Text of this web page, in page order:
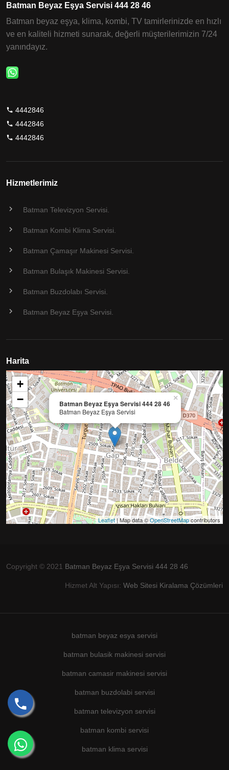
Batman Beyaz Eşya Servisi 444 28 46
Batman beyaz eşya, klima, kombi, TV tamirlerinizde en hızlı
ve en kaliteli hizmeti sunarak, değerli müşterilerimizin 7/24
yanındayız.
4442846
4442846
4442846
Hizmetlerimiz
Batman Televizyon Servisi.
Batman Kombi Klima Servisi.
Batman Çamaşır Makinesi Servisi.
Batman Bulaşık Makinesi Servisi.
Batman Buzdolabı Servisi.
Batman Beyaz Eşya Servisi.
Harita
Batman Beyaz Eşya Servisi 444 28 46
Batman Beyaz Eşya Servisi
×
+
−
Leaflet| Map data ©OpenStreetMapcontributors
Copyright © 2021 Batman Beyaz Eşya Servisi 444 28 46
Hizmet Alt Yapısı: Web Sitesi Kiralama Çözümleri
batman beyaz esya servisi
batman bulasik makinesi servisi
batman camasir makinesi servisi
batman buzdolabi servisi
batman televizyon servisi
batman kombi servisi
batman klima servisi